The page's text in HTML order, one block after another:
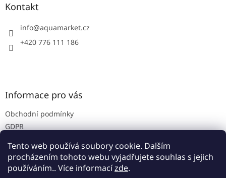
Tento web používá soubory cookie. Dalším
procházením tohoto webu vyjadřujete souhlas s jejich
používáním.. Více informacízde.
Kontakt
info@aquamarket.cz
+420 776 111 186
Informace pro vás
Obchodní podmínky
GDPR
Kontakty